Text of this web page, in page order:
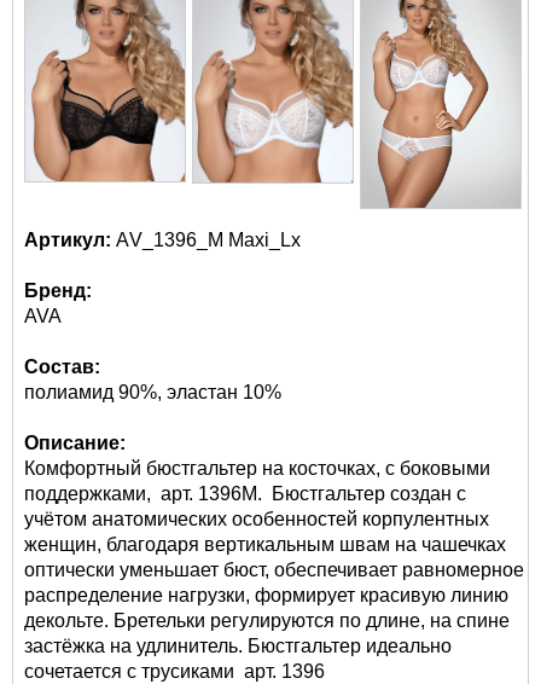
Артикул: АV_1396_M Maxi_Lx
Бренд:
AVA
Состав:
полиамид 90%, эластан 10%
Описание:
Комфортный бюстгальтер на косточках, с боковыми
поддержками, арт. 1396М. Бюстгальтер создан с
учётом анатомических особенностей корпулентных
женщин, благодаря вертикальным швам на чашечках
оптически уменьшает бюст, обеспечивает равномерное
распределение нагрузки, формирует красивую линию
декольте. Бретельки регулируются по длине, на спине
застёжка на удлинитель. Бюстгальтер идеально
сочетается с трусиками арт. 1396